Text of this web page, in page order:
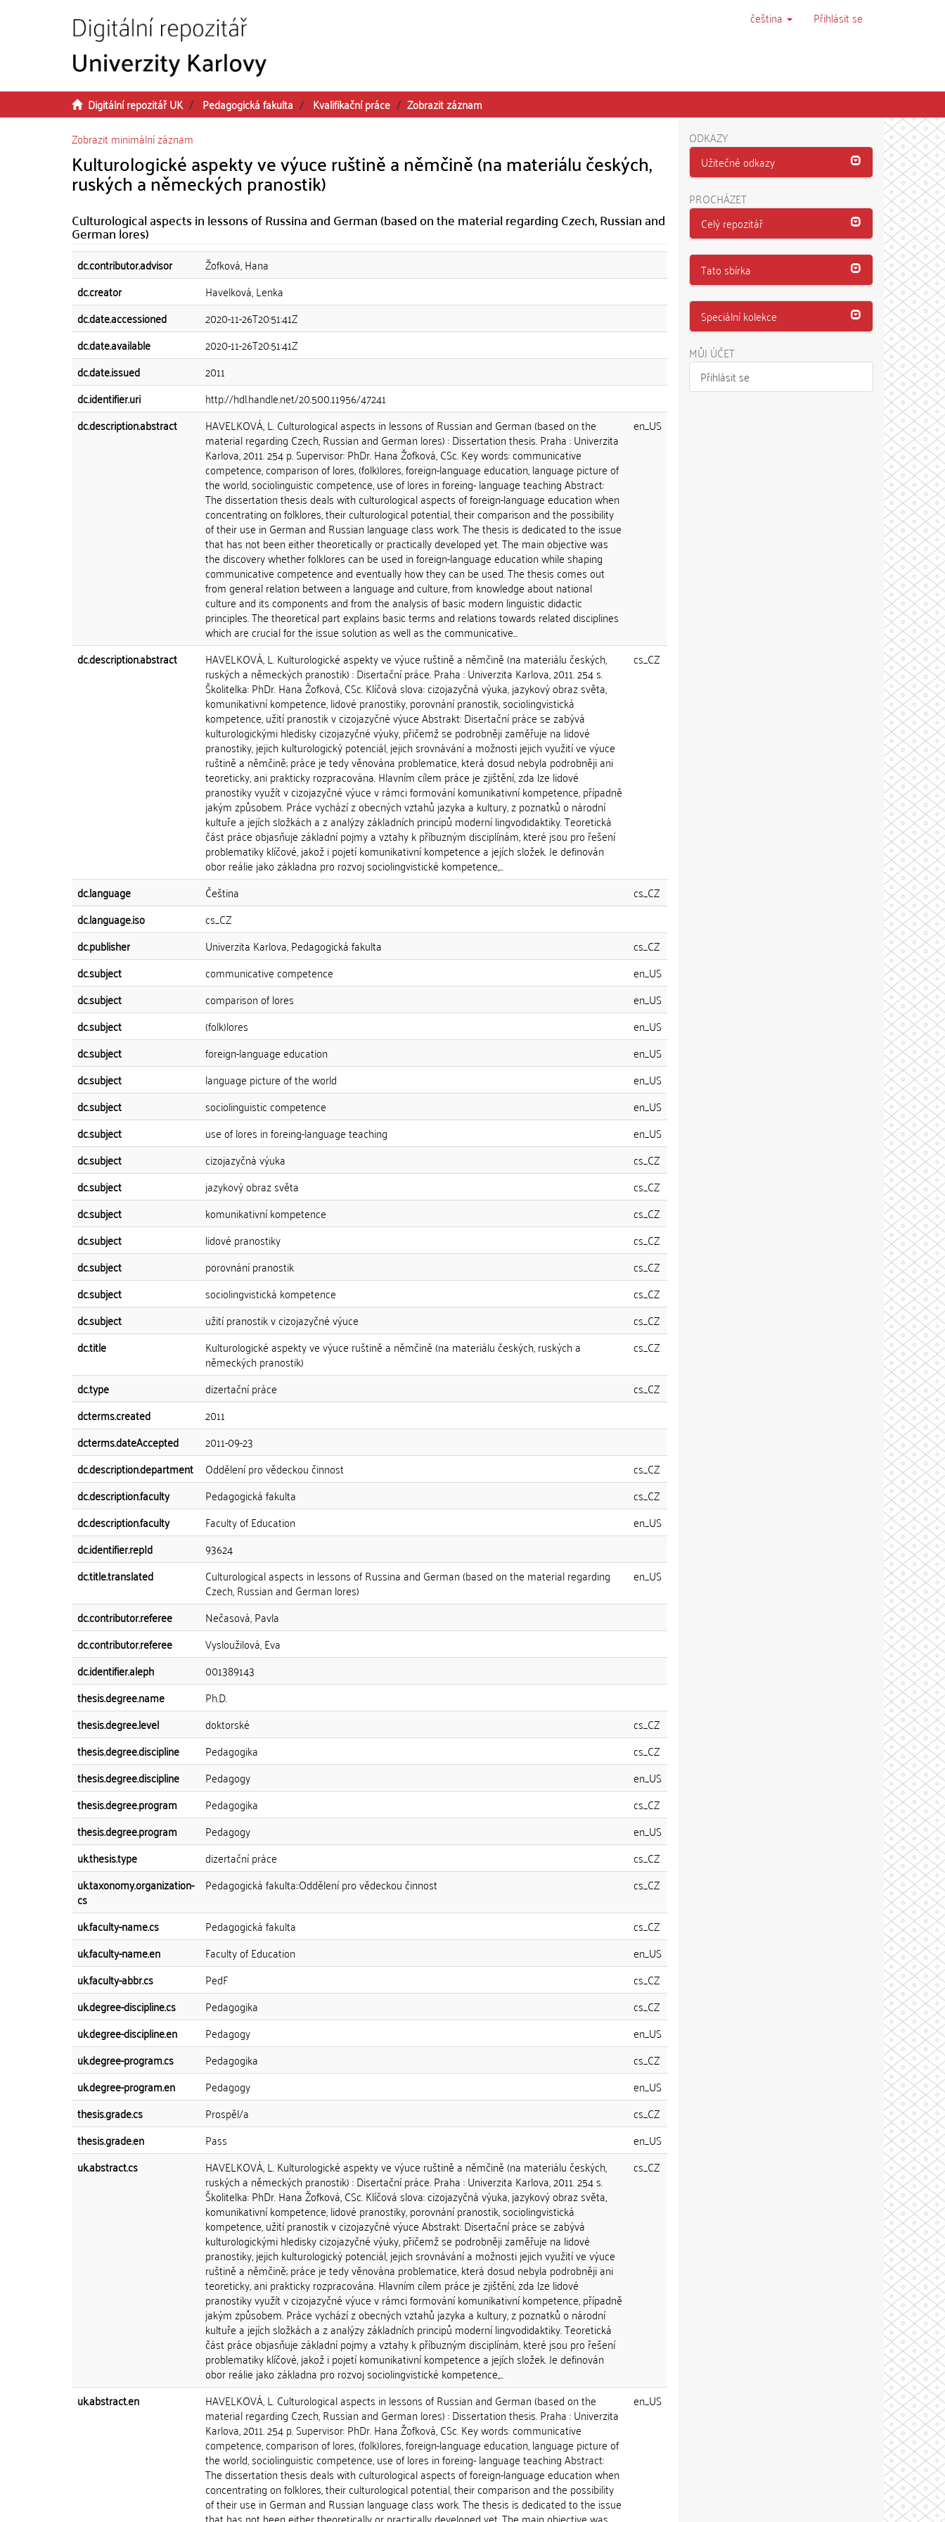
čeština Přihlásit se
Digitální repozitář UK Pedagogická fakulta Kvalifikační práce
Zobrazit záznam
Zobrazit minimální záznam
Kulturologické aspekty ve výuce ruštině a němčině (na materiálu českých,
ruských a německých pranostik)
Culturological aspects in lessons of Russina and German (based on the material regarding Czech, Russian and
German lores)
dc.contributor.advisor
Žofková, Hana
dc.creator
Havelková, Lenka
dc.date.accessioned
2020-11-26T20:51:41Z
dc.date.available
2020-11-26T20:51:41Z
dc.date.issued
2011
dc.identifier.uri
http://hdl.handle.net/20.500.11956/47241
dc.description.abstract
HAVELKOVÁ, L. Culturological aspects in lessons of Russian and German (based on the
material regarding Czech, Russian and German lores) : Dissertation thesis. Praha : Univerzita
Karlova, 2011. 254 p. Supervisor: PhDr. Hana Žofková, CSc. Key words: communicative
competence, comparison of lores, (folk)lores, foreign-language education, language picture of
the world, sociolinguistic competence, use of lores in foreing- language teaching Abstract:
The dissertation thesis deals with culturological aspects of foreign-language education when
concentrating on folklores, their culturological potential, their comparison and the possibility
of their use in German and Russian language class work. The thesis is dedicated to the issue
that has not been either theoretically or practically developed yet. The main objective was
the discovery whether folklores can be used in foreign-language education while shaping
communicative competence and eventually how they can be used. The thesis comes out
from general relation between a language and culture, from knowledge about national
culture and its components and from the analysis of basic modern linguistic didactic
principles. The theoretical part explains basic terms and relations towards related disciplines
which are crucial for the issue solution as well as the communicative...
en_US
dc.description.abstract HAVELKOVÁ, L. Kulturologické aspekty ve výuce ruštině a němčině (na materiálu českých,
ruských a německých pranostik) : Disertační práce. Praha : Univerzita Karlova, 2011. 254 s.
Školitelka: PhDr. Hana Žofková, CSc. Klíčová slova: cizojazyčná výuka, jazykový obraz světa,
komunikativní kompetence, lidové pranostiky, porovnání pranostik, sociolingvistická
kompetence, užití pranostik v cizojazyčné výuce Abstrakt: Disertační práce se zabývá
kulturologickými hledisky cizojazyčné výuky, přičemž se podrobněji zaměřuje na lidové
pranostiky, jejich kulturologický potenciál, jejich srovnávání a možnosti jejich využití ve výuce
ruštině a němčině; práce je tedy věnována problematice, která dosud nebyla podrobněji ani
teoreticky, ani prakticky rozpracována. Hlavním cílem práce je zjištění, zda lze lidové
pranostiky využít v cizojazyčné výuce v rámci formování komunikativní kompetence, případně
jakým způsobem. Práce vychází z obecných vztahů jazyka a kultury, z poznatků o národní
kultuře a jejích složkách a z analýzy základních principů moderní lingvodidaktiky. Teoretická
část práce objasňuje základní pojmy a vztahy k příbuzným disciplínám, které jsou pro řešení
problematiky klíčové, jakož i pojetí komunikativní kompetence a jejích složek. Je definován
obor reálie jako základna pro rozvoj sociolingvistické kompetence,...
cs_CZ
dc.language Čeština
cs_CZ
dc.language.iso
cs_CZ
dc.publisher
Univerzita Karlova, Pedagogická fakulta
cs_CZ
dc.subject
communicative competence
en_US
dc.subject
comparison of lores
en_US
dc.subject
(folk)lores
en_US
dc.subject
foreign-language education
en_US
dc.subject
language picture of the world
en_US
dc.subject
sociolinguistic competence
en_US
dc.subject
use of lores in foreing-language teaching
en_US
dc.subject
cizojazyčná výuka
cs_CZ
dc.subject
jazykový obraz světa
cs_CZ
dc.subject
komunikativní kompetence
cs_CZ
dc.subject
lidové pranostiky
cs_CZ
dc.subject
porovnání pranostik
cs_CZ
dc.subject
sociolingvistická kompetence
cs_CZ
dc.subject
užití pranostik v cizojazyčné výuce
cs_CZ
dc.title
Kulturologické aspekty ve výuce ruštině a němčině (na materiálu českých, ruských a
německých pranostik)
cs_CZ
dc.type dizertační práce
cs_CZ
dcterms.created
2011
dcterms.dateAccepted
2011-09-23
dc.description.department
Oddělení pro vědeckou činnost
cs_CZ
dc.description.faculty
Pedagogická fakulta
cs_CZ
dc.description.faculty
Faculty of Education
en_US
dc.identifier.repId
93624
dc.title.translated
Culturological aspects in lessons of Russina and German (based on the material regarding
Czech, Russian and German lores)
en_US
dc.contributor.referee
Nečasová, Pavla
dc.contributor.referee
Vysloužilová, Eva
dc.identifier.aleph
001389143
thesis.degree.name
Ph.D.
thesis.degree.level
doktorské
cs_CZ
thesis.degree.discipline
Pedagogika
cs_CZ
thesis.degree.discipline
Pedagogy
en_US
thesis.degree.program
Pedagogika
cs_CZ
thesis.degree.program
Pedagogy
en_US
uk.thesis.type
dizertační práce
cs_CZ
uk.taxonomy.organization-
cs
Pedagogická fakulta::Oddělení pro vědeckou činnost cs_CZ
uk.faculty-name.cs Pedagogická fakulta
cs_CZ
uk.faculty-name.en
Faculty of Education
en_US
uk.faculty-abbr.cs
PedF
cs_CZ
uk.degree-discipline.cs
Pedagogika
cs_CZ
uk.degree-discipline.en
Pedagogy
en_US
uk.degree-program.cs
Pedagogika
cs_CZ
uk.degree-program.en
Pedagogy
en_US
thesis.grade.cs
Prospěl/a
cs_CZ
thesis.grade.en
Pass
en_US
uk.abstract.cs
HAVELKOVÁ, L. Kulturologické aspekty ve výuce ruštině a němčině (na materiálu českých,
ruských a německých pranostik) : Disertační práce. Praha : Univerzita Karlova, 2011. 254 s.
Školitelka: PhDr. Hana Žofková, CSc. Klíčová slova: cizojazyčná výuka, jazykový obraz světa,
komunikativní kompetence, lidové pranostiky, porovnání pranostik, sociolingvistická
kompetence, užití pranostik v cizojazyčné výuce Abstrakt: Disertační práce se zabývá
kulturologickými hledisky cizojazyčné výuky, přičemž se podrobněji zaměřuje na lidové
pranostiky, jejich kulturologický potenciál, jejich srovnávání a možnosti jejich využití ve výuce
ruštině a němčině; práce je tedy věnována problematice, která dosud nebyla podrobněji ani
teoreticky, ani prakticky rozpracována. Hlavním cílem práce je zjištění, zda lze lidové
pranostiky využít v cizojazyčné výuce v rámci formování komunikativní kompetence, případně
jakým způsobem. Práce vychází z obecných vztahů jazyka a kultury, z poznatků o národní
kultuře a jejích složkách a z analýzy základních principů moderní lingvodidaktiky. Teoretická
část práce objasňuje základní pojmy a vztahy k příbuzným disciplínám, které jsou pro řešení
problematiky klíčové, jakož i pojetí komunikativní kompetence a jejích složek. Je definován
obor reálie jako základna pro rozvoj sociolingvistické kompetence,...
cs_CZ
uk.abstract.en HAVELKOVÁ, L. Culturological aspects in lessons of Russian and German (based on the
material regarding Czech, Russian and German lores) : Dissertation thesis. Praha : Univerzita
Karlova, 2011. 254 p. Supervisor: PhDr. Hana Žofková, CSc. Key words: communicative
competence, comparison of lores, (folk)lores, foreign-language education, language picture of
the world, sociolinguistic competence, use of lores in foreing- language teaching Abstract:
The dissertation thesis deals with culturological aspects of foreign-language education when
concentrating on folklores, their culturological potential, their comparison and the possibility
of their use in German and Russian language class work. The thesis is dedicated to the issue
en_US
ODKAZY
Užitečné odkazy
PROCHÁZET
Celý repozitář
Tato sbírka
Speciální kolekce
MŮJ ÚČET
Přihlásit se